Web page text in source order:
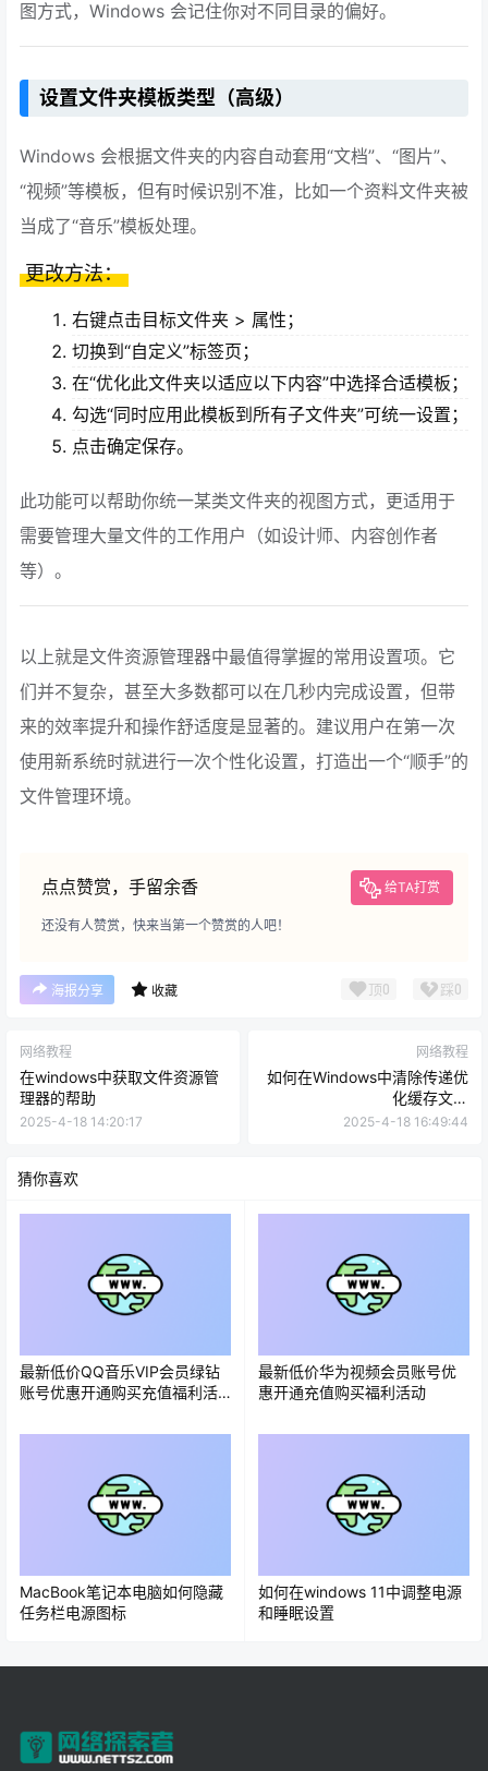
图方式，Windows 会记住你对不同目录的偏好。
设置文件夹模板类型（高级）
Windows 会根据文件夹的内容自动套用“文档”、“图片”、
“视频”等模板，但有时候识别不准，比如一个资料文件夹被
当成了“音乐”模板处理。
更改方法：
右键点击目标文件夹 > 属性；
切换到“自定义”标签页；
在“优化此文件夹以适应以下内容”中选择合适模板；
勾选“同时应用此模板到所有子文件夹”可统一设置；
点击确定保存。
此功能可以帮助你统一某类文件夹的视图方式，更适用于
需要管理大量文件的工作用户（如设计师、内容创作者
等）。
以上就是文件资源管理器中最值得掌握的常用设置项。它
们并不复杂，甚至大多数都可以在几秒内完成设置，但带
来的效率提升和操作舒适度是显著的。建议用户在第一次
使用新系统时就进行一次个性化设置，打造出一个“顺手”的
文件管理环境。
点点赞赏，手留余香 给TA打赏
还没有人赞赏，快来当第一个赞赏的人吧！
海报分享 收藏 顶0 踩0
网络教程
在windows中获取文件资源管
理器的帮助
2025-4-18 14:20:17
网络教程
如何在Windows中清除传递优
化缓存文件
DeliveryOptimization
2025-4-18 16:49:44
猜你喜欢
最新低价QQ音乐VIP会员绿钻
账号优惠开通购买充值福利活
最新低价华为视频会员账号优
惠开通充值购买福利活动
MacBook笔记本电脑如何隐藏
任务栏电源图标
如何在windows 11中调整电源
和睡眠设置